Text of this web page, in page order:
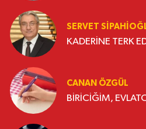
SERVET
KADERİNE TERK
CANAN ÖZGÜL
BİRİCİĞİM,